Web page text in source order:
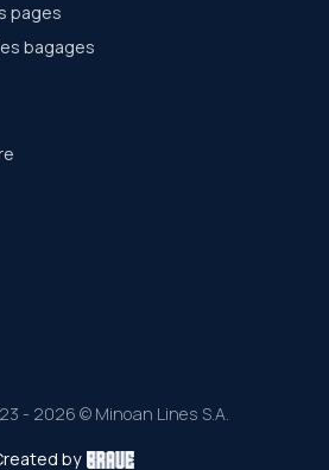
pages
bagages
- 2026 © Minoan Lines S.A.
by